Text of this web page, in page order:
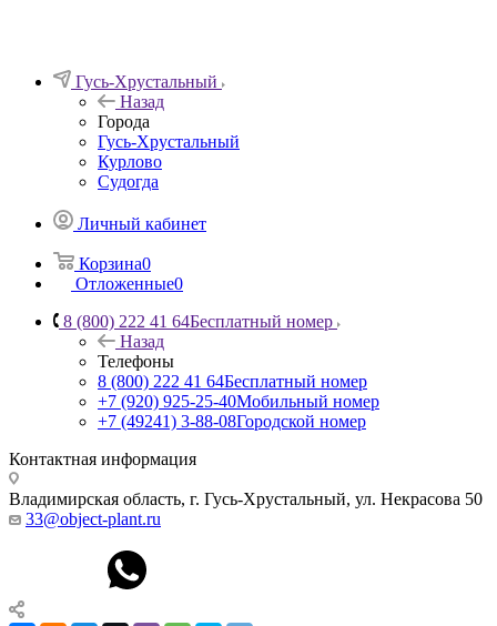
Гусь-Хрустальный
Назад
Города
Гусь-Хрустальный
Курлово
Судогда
Личный кабинет
Корзина0
Отложенные0
8 (800) 222 41 64Бесплатный номер
Назад
Телефоны
8 (800) 222 41 64Бесплатный номер
+7 (920) 925-25-40Мобильный номер
+7 (49241) 3-88-08Городской номер
Контактная информация
Владимирская область, г. Гусь-Хрустальный, ул. Некрасова 50
33@object-plant.ru